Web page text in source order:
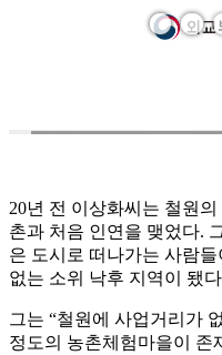
20년 전 이상화씨는 철원
촌과 처음 인연을 맺었다.
은 도시로 떠나가는 사람
없는 소위 낙후 지역이 됐
그는 “철원에 사업거리가
정도의 농촌체험마을이 존